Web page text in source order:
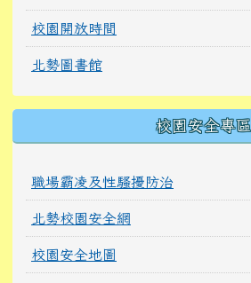
校園開放時間
北勢圖書館
校園安全專區
職場霸凌及性騷擾防治
北勢校園安全網
校園安全地圖